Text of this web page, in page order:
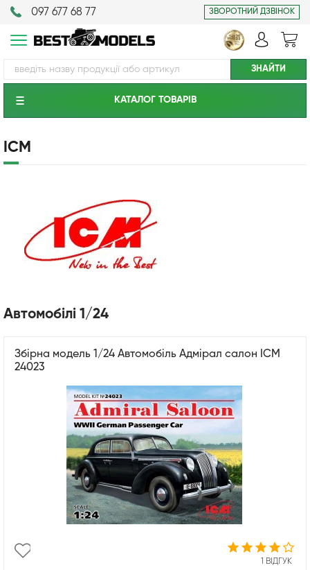
097 677 68 77 ЗВОРОТНИЙ ДЗВІНОК
КАТАЛОГ ТОВАРIВ
ICM
Автомобілі 1/24
Збірна модель 1/24 Автомобіль Адмірал салон ICM
24023
1 ВІДГУК